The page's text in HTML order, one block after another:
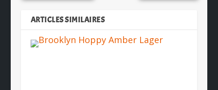
ARTICLES SIMILAIRES